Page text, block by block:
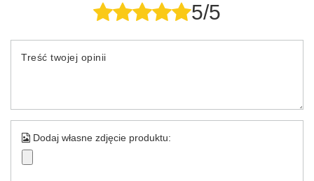
5/5
Treść twojej opinii
Dodaj własne zdjęcie produktu: